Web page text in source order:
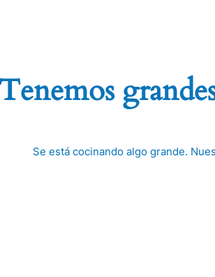
Tenemos
Se está cocinando algo grande.